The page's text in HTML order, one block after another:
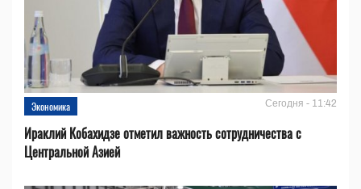
Экономика Сегодня - 11:42
Ираклий Кобахидзе отметил важность сотрудничества с
Центральной Азией